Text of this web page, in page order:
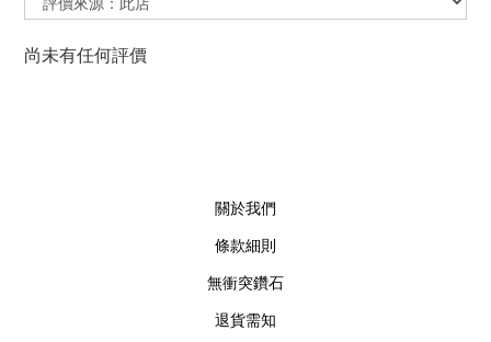
尚未有任何評價
關於我們
條款細則
無衝突鑽石
退貨需知